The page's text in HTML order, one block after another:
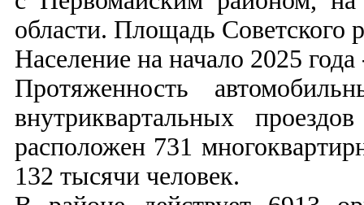
области. Площадь Советского
Население на начало 2025
Протяженность
внутриквартальных
расположен 731
132 тысячи человек.